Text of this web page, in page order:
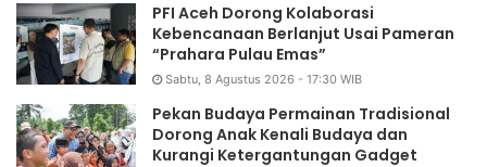
PFI Aceh Dorong Kolaborasi
Kebencanaan Berlanjut Usai Pameran
“Prahara Pulau Emas”
Sabtu, 8 Agustus 2026 - 17:30 WIB
Pekan Budaya Permainan Tradisional
Dorong Anak Kenali Budaya dan
Kurangi Ketergantungan Gadget